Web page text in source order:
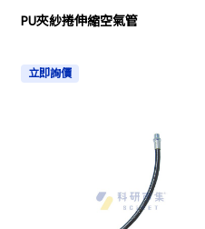
PU夾紗捲伸縮空氣管
立即詢價